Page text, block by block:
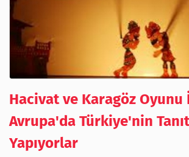
Hacivat ve Karagöz Oyunu
Avrupa'da Türkiye'nin
Yapıyorlar